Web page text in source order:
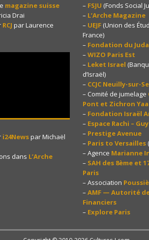
magazine suisse
Drai
RCJ par Laurence
i24Newspar Michaël
dans L’Arche
– FSJU (Fonds Social
– L’Arche Magazine
– UEJF(Union des
France)
– Fondation du
– WIZO Paris Est
– Leket Israel
d’Israël)
– CCJC Neuilly-sur-
– Comité de jumelage
Pont et Zichron
– Fondation Israël
– Espace Rachi –
– Prestige Avenue
– Paris to Versailles
– Agence Marianne
– SAH des 8ème et
Paris
– Association
– AMF — Autorité
Financiers
– Explore Paris